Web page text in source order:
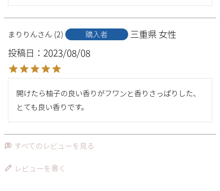
まりりん 2 購入者 三重県 女性
投稿日
2023/08/08
開けたら柚子の良い香りがフワンと香りさっぱりした、
とても良い香りです。
すべてのレビューを見る
レビューを書く